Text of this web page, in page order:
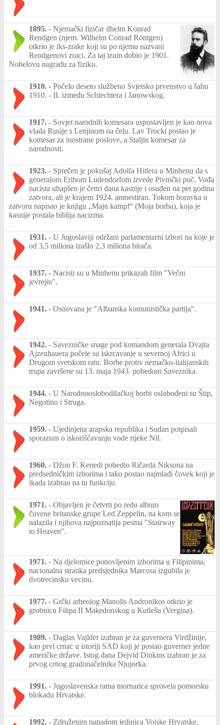
1895. - Njemački fizičar ilhelm Konrad
Rendgen (njem. Wilhelm Conrad Röntgen)
otkrio je iks-zrake koji su po njemu nazvani
Rendgenovi zraci. Za taj izum dobio je 1901.
Nobelovu nagradu za fiziku.
1910. - Počelo deseto službeno Svjetsko prvenstvo u šahu
1910. - II. između Schlechtera i Janowskog.
1917. - Sovjet narodnih komesara uspostavljen je kao nova
vlada Rusije s Lenjinom na čelu. Lav Trocki postao je
komesar za inostrane poslove, a Staljin komesar za
narodnosti.
1923. - Sprečen je pokušaj Adolfa Hitlera u Minhenu da s
generalom Erihom Ludendorfom izvede Pivnički puč. Vođa
nacista uhapšen je četiri dana kasnije i osuđen na pet godina
zatvora, ali je krajem 1924. amnestiran. Tokom boravka u
zatvoru napisao je knjigu „Majn kampf“ (Moja borba), koja je
kasnije postala biblija nacizma.
1931. - U Jugoslaviji održani parlamentarni izbori na koje je
od 3,5 miliona izašlo 2,3 miliona birača.
1937. - Nacisti su u Minhenu prikazali film "Večni
jevrejin".
1941. - Osnovana je "Albanska komunistička partija".
1942. - Savezničke snage pod komandom generala Dvajta
Ajzenhauera počele su iskrcavanje u severnoj Africi u
Drugom svetskom ratu. Borbe protiv nemačko-italijanskih
trupa završene su 13. maja 1943. pobedom Saveznika.
1944. - U Narodnooslobodilačkoj borbi oslobođeni su Štip,
Negotino i Struga.
1959. - Ujedinjena arapska republika i Sudan potpisali
sporazum o iskorišćavanju vode rijeke Nil.
1960. - Džon F. Kenedi pobedio Ričarda Niksona na
predsedničkim izborima i tako postao najmlađi čovek koji je
ikada izabran na tu funkciju.
1971. - Objavljen je četvrti po redu album
čuvene britanske grupe Led Zeppelin, na kom se
nalazila i njihova najpoznatija pesma "Stairway
to Heaven".
1971. - Na djelomice ponovljenim izborima u Filipinima,
nacionalna stranka predsjednika Marcosa izgubila je
dvotrecinsku vecinu.
1977. - Grčki arheolog Manolis Andronikos otkrio je
grobnicu Filipa II Makedonskog u Kutlešu (Vergina).
1989. - Daglas Vajlder izabran je za guvernera Virdžinije,
kao prvi crnac u istoriji SAD koji je postao guverner jedne
američke države. Istog dana Dejvid Dinkins izabran je za
prvog crnog gradonačelnika Njujorka.
1991. - Jugoslavenska ratna mornarica sprovela pomorsku
blokadu Hrvatske.
1992. - Združenim napadom jedinica Vojske Hrvatske,